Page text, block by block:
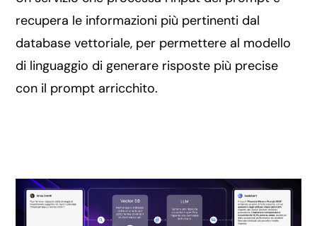
recupera le informazioni più pertinenti dal
database vettoriale, per permettere al modello
di linguaggio di generare risposte più precise
con il prompt arricchito.